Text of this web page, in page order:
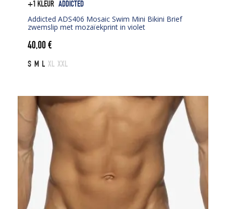
+1 KLEUR ADDICTED
Addicted ADS406 Mosaic Swim Mini Bikini Brief
zwemslip met mozaïekprint in violet
40,00€
S M L XL XXL